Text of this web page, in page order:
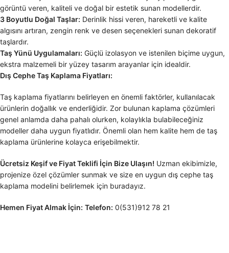
görüntü veren, kaliteli ve doğal bir estetik sunan modellerdir.
3 Boyutlu Doğal Taşlar: Derinlik hissi veren, hareketli ve kalite
algısını artıran, zengin renk ve desen seçenekleri sunan dekoratif
taşlardır.
Taş Yünü Uygulamaları: Güçlü izolasyon ve istenilen biçime uygun,
ekstra malzemeli bir yüzey tasarım arayanlar için idealdir.
Dış Cephe Taş Kaplama Fiyatları:
Taş kaplama fiyatlarını belirleyen en önemli faktörler, kullanılacak
ürünlerin doğallık ve enderliğidir. Zor bulunan kaplama çözümleri
genel anlamda daha pahalı olurken, kolaylıkla bulabileceğiniz
modeller daha uygun fiyatlıdır. Önemli olan hem kalite hem de taş
kaplama ürünlerine kolayca erişebilmektir.
Ücretsiz Keşif ve Fiyat Teklifi İçin Bize Ulaşın! Uzman ekibimizle,
projenize özel çözümler sunmak ve size en uygun dış cephe taş
kaplama modelini belirlemek için buradayız.
Hemen Fiyat Almak İçin: Telefon: 0(531)912 78 21